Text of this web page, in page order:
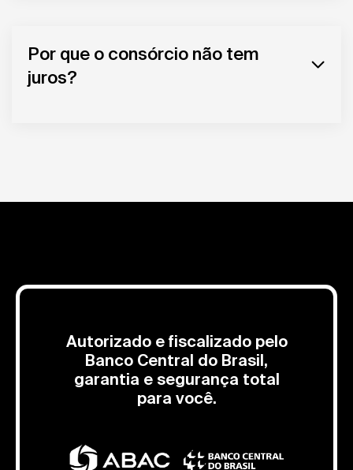
Por que o consórcio não tem
juros?
Autorizado e fiscalizado pelo
Banco Central do Brasil,
garantia e segurança total
para você.